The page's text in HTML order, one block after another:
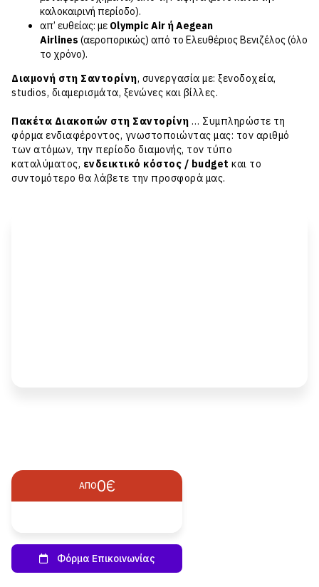
καλοκαιρινή περίοδο).
απ’ ευθείας: με Olympic Air ή Aegean
Airlines (αεροπορικώς) από το Ελευθέριος Βενιζέλος (όλο
το χρόνο).
Διαμονή στη Σαντορίνη, συνεργασία με: ξενοδοχεία,
studios, διαμερισμάτα, ξενώνες και βίλλες.
Πακέτα Διακοπών στη Σαντορίνη … Συμπληρώστε τη
φόρμα ενδιαφέροντος, γνωστοποιώντας μας: τον αριθμό
των ατόμων, την περίοδο διαμονής, τον τύπο
καταλύματος, ενδεικτικό κόστος / budget και το
συντομότερο θα λάβετε την προσφορά μας.
ΑΠΌ0€